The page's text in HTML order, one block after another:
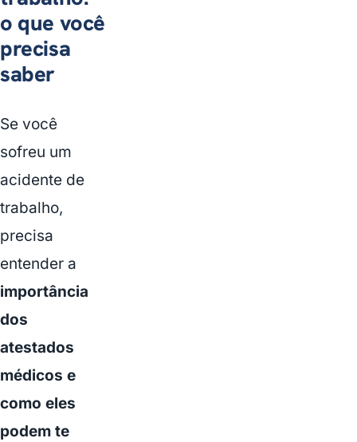
o que você
precisa
saber
Se você
sofreu um
acidente de
trabalho,
precisa
entender a
importância
dos
atestados
médicos e
como eles
podem te